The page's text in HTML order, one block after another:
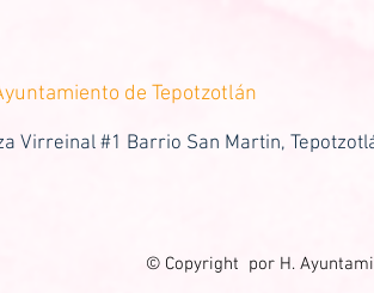
de Tepotzotlán
Virreinal #1 Barrio San Martin,
© Copyright por H.